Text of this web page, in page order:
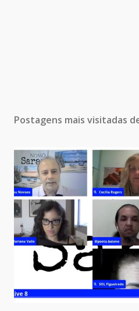
Postagens mais visitadas